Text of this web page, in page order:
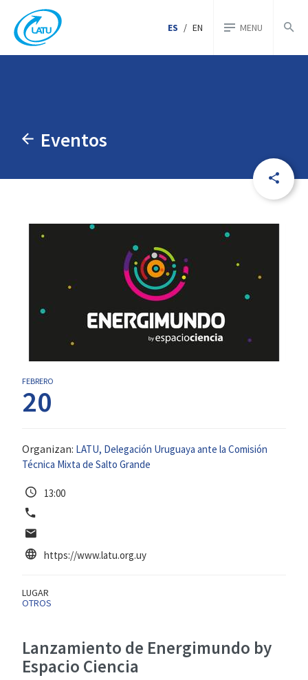
ES / EN MENU
Eventos
FEBRERO
20
Organizan: LATU, Delegación Uruguaya ante la Comisión
Técnica Mixta de Salto Grande
13:00
https://www.latu.org.uy
LUGAR
OTROS
Lanzamiento de Energimundo by
Espacio Ciencia